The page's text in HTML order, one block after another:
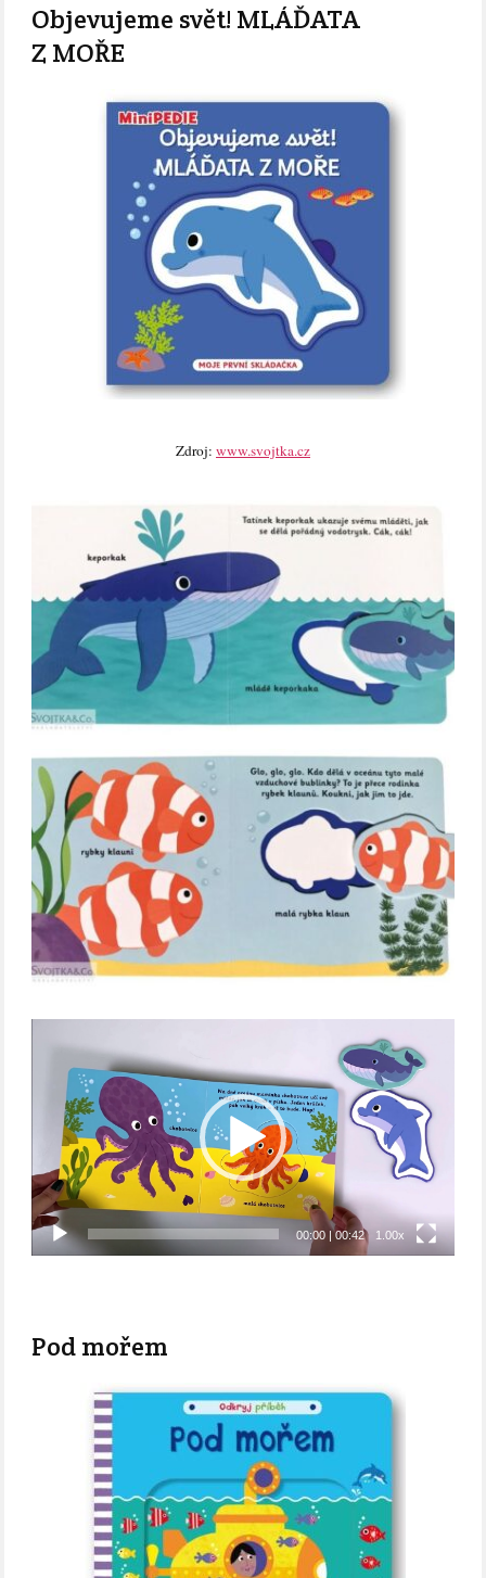
Objevujeme svět! MLÁĎATA
Z MOŘE
Zdroj: www.svojtka.cz
přehrávač
00:00| 00:42 1.00x
Pod mořem